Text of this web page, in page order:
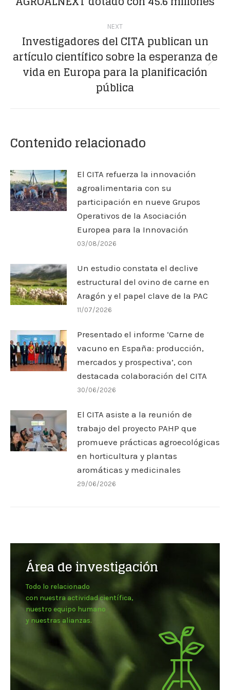
NEXT
post:
Investigadores del CITA publican un
artículo científico sobre la esperanza de
vida en Europa para la planificación
pública
Contenido relacionado
El CITA refuerza la innovación
agroalimentaria con su
participación en nueve Grupos
Operativos de la Asociación
Europea para la Innovación
03/08/2026
Un estudio constata el declive
estructural del ovino de carne en
Aragón y el papel clave de la PAC
11/07/2026
Presentado el informe ‘Carne de
vacuno en España: producción,
mercados y prospectiva’, con
destacada colaboración del CITA
30/06/2026
El CITA asiste a la reunión de
trabajo del proyecto PAHP que
promueve prácticas agroecológicas
en horticultura y plantas
aromáticas y medicinales
29/06/2026
Área de investigación
Todo lo relacionado
con nuestra actividad científica,
nuestro equipo humano
y nuestras alianzas.